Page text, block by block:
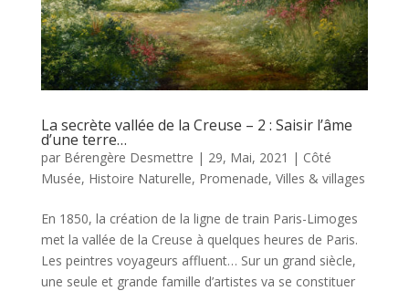
La secrète vallée de la Creuse – 2 : Saisir l’âme
d’une terre…
par Bérengère Desmettre | 29, Mai, 2021 | Côté
Musée, Histoire Naturelle, Promenade, Villes & villages
En 1850, la création de la ligne de train Paris-Limoges
met la vallée de la Creuse à quelques heures de Paris.
Les peintres voyageurs affluent… Sur un grand siècle,
une seule et grande famille d’artistes va se constituer